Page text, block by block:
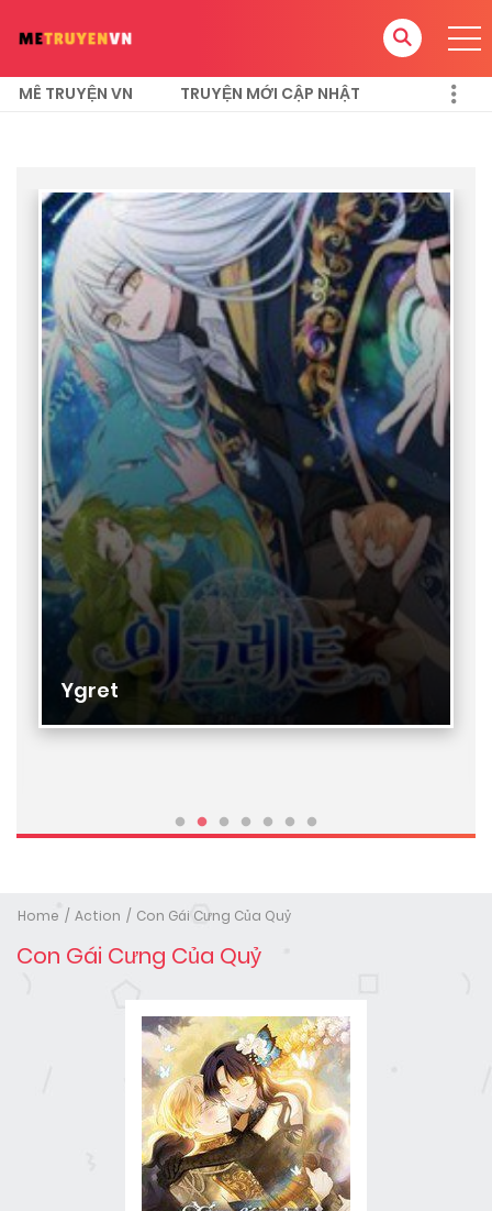
MÊ TRUYỆN VN TRUYỆN MỚI CẬP NHẬT
Ygret
Home Action Con Gái Cưng Của Quỷ
Con Gái Cưng Của Quỷ